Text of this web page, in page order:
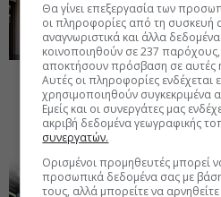
Ο υπό
επιβαρύνθηκε
κόστη στην
προσβλέπει
χρήση. Το bonus από χονδρική και
ένδυσης.16 Νοε 2023 - 08:06
Notos: Deal
αποχώρηση
Θα γίνει επεξεργασία των
οι πληροφορίες από τη συσκευή
αναγνωριστικά και άλλα
κοινοποιηθούν σε 237
αποκτήσουν πρόσβαση σε αυτές
Αυτές οι πληροφορίες ενδέχεται
χρησιμοποιηθούν συγκεκριμένα
Εμείς και οι συνεργάτες μας
ακριβή δεδομένα γεωγραφικής
συνεργατών.
Ορισμένοι προμηθευτές μπορεί
προσωπικά δεδομένα σας με
τους, αλλά μπορείτε να